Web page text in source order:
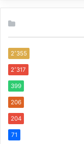
2٬355
2٬317
399
206
204
71